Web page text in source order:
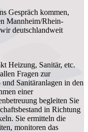
Gespräch kommen,
Mannheim/Rhein-
deutschlandweit
Heizung, Sanitär, etc.
Fragen zur
Sanitäranlagen in den
einer
begleiten Sie
in Richtung
Sie ermitteln die
monitoren das